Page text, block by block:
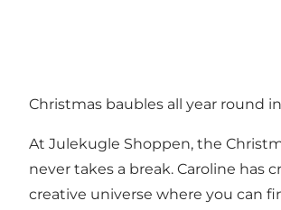
Christmas baubles all year round
At Julekugle Shoppen, the
never takes a break. Caroline has
creative universe where you can